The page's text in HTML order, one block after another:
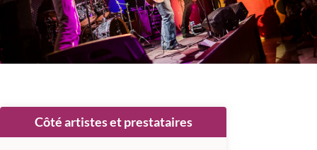
Côté artistes et prestataires